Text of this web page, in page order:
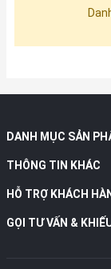
DANH MỤC SẢN
THÔNG TIN KHÁC
HỖ TRỢ KHÁCH
GỌI TƯ VẤN &